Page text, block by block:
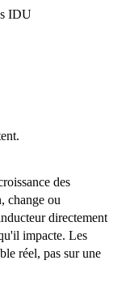
IDU
des
change ou
directement
impacte. Les
réel, pas sur une